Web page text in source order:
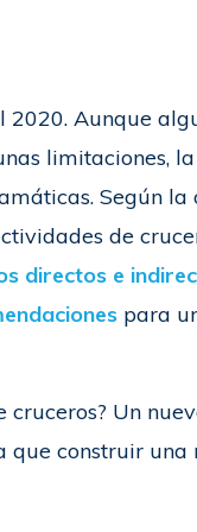
Aunque
limitaciones,
Según
de
directos e
para
cruceros? Un
que construir una